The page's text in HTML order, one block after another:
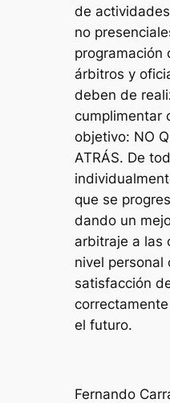
de
no
programación
árbitros y
deben de
cumplimentar
objetivo: NO
ATRÁS. De
que se
dando un
arbitraje a las
nivel personal
satisfacción
el futuro.
Fernando